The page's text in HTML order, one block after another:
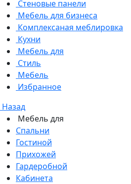
Стеновые панели
Мебель для бизнеса
Комплексаная меблировка
Кухни
Мебель для
Стиль
Мебель
Избранное
Назад
Мебель для
Спальни
Гостиной
Прихожей
Гардеробной
Кабинета